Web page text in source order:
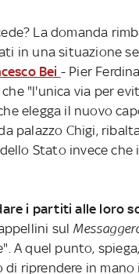
La domanda
in una situazione
Bei - Pier
"l'unica via per
elegga il nuovo
palazzo Chigi,
Stato invece che
i partiti alle loro
sul
A quel punto,
riprendere in mano